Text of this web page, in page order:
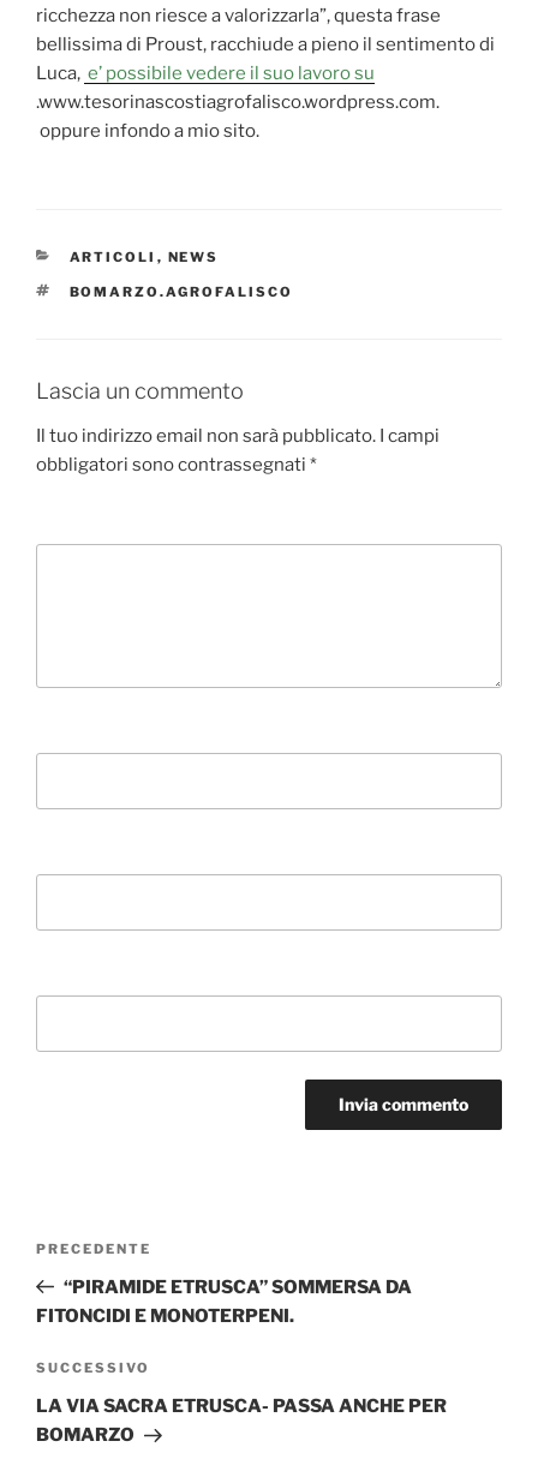
ricchezza non riesce a valorizzarla”, questa frase
bellissima di Proust, racchiude a pieno il sentimento di
Luca, e’ possibile vedere il suo lavoro su
.www.tesorinascostiagrofalisco.wordpress.com.
oppure infondo a mio sito.
CATEGORIE
ARTICOLI , NEWS
TAG
BOMARZO.AGROFALISCO
Lascia un commento
Il tuo indirizzo email non sarà pubblicato. I campi
obbligatori sono contrassegnati *
Articolo
precedente:
PRECEDENTE
“PIRAMIDE ETRUSCA” SOMMERSA DA
FITONCIDI E MONOTERPENI.
Articolo
successivo
SUCCESSIVO
LA VIA SACRA ETRUSCA- PASSA ANCHE PER
BOMARZO